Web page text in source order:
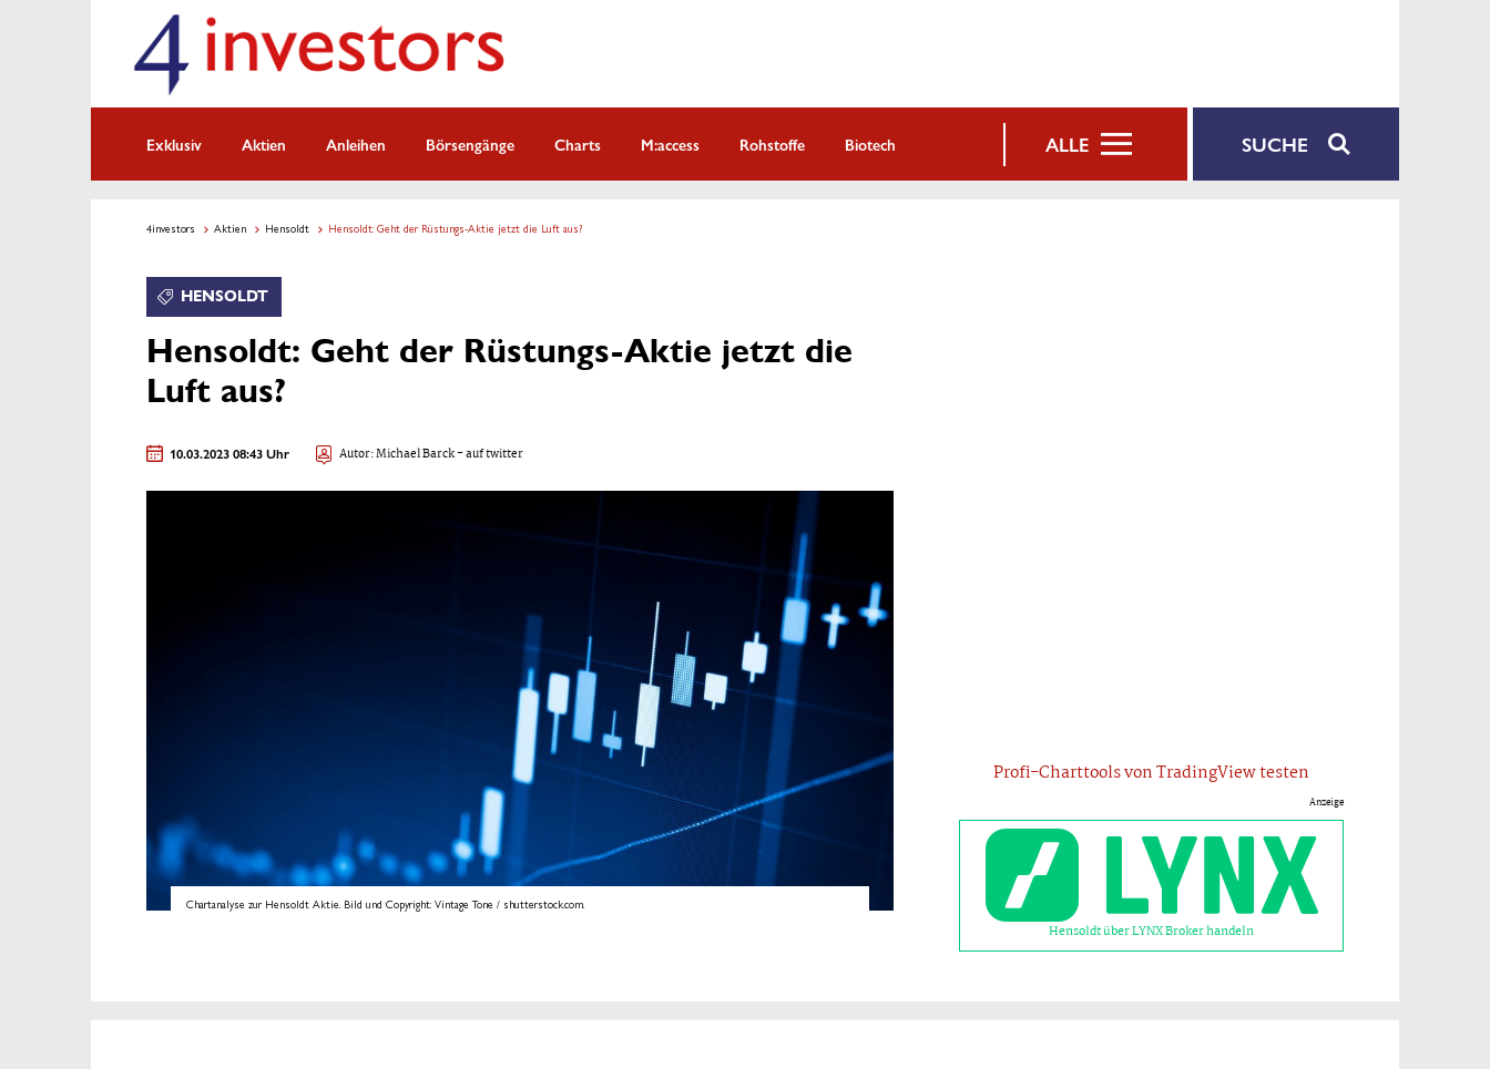
SUCHE
ALLE
Exklusiv Aktien Anleihen Börsengänge Charts M:access Rohstoffe Biotech
4investors Aktien Hensoldt Hensoldt: Geht der Rüstungs-Aktie jetzt die Luft aus?
HENSOLDT
Hensoldt: Geht der Rüstungs-Aktie jetzt die
Luft aus?
10.03.2023 08:43 Uhr Autor:Michael Barck- auf twitter
Chartanalyse zur Hensoldt Aktie. Bild und Copyright: Vintage Tone / shutterstock.com.
Profi-Charttools von TradingView testen
Anzeige
Hensoldt über LYNX Broker handeln